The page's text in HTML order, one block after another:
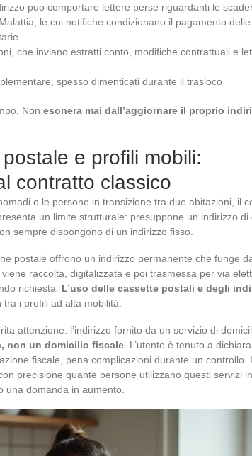
può comportare lettere perse riguardanti le
le cui notifiche condizionano il pagamento
che inviano estratti conto, modifiche contrattuali e
spesso dimenticati durante il trasloco
Non esonera mai dall’aggiornare il proprio
e profili mobili:
contratto classico
o le persone in transizione tra due abitazioni, il
un limite strutturale: presuppone un indirizzo di
sempre dispongono di un indirizzo fisso.
postale offrono un indirizzo permanente che funge
raccolta, digitalizzata e poi trasmessa per via
richiesta. L’uso delle cassette postali e degli
tra i profili ad alta mobilità.
attenzione: l’indirizzo fornito da un servizio di
non un domicilio fiscale . L’utente è tenuto a
fiscale, pena complicazioni durante un controllo.
precisione quante persone utilizzano questi servizi
domanda in aumento.